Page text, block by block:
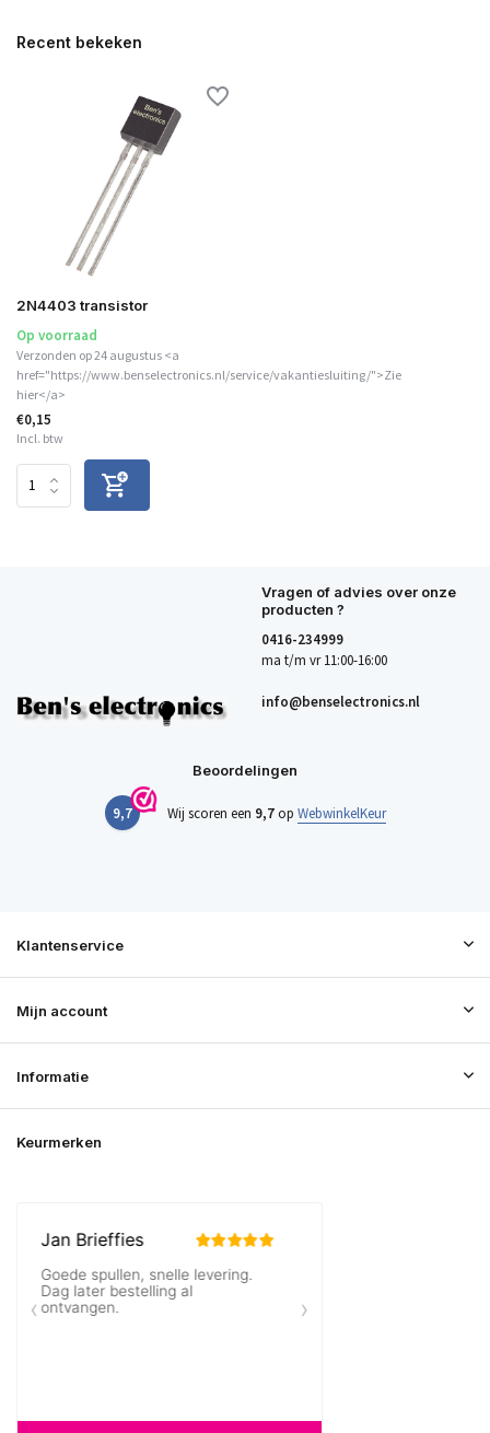
Recent bekeken
2N4403 transistor
Op voorraad
Verzonden op 24 augustus <a
href="https://www.benselectronics.nl/service/vakantiesluiting/">Zie
hier</a>
€0,15
Incl. btw
Vragen of advies over onze
producten ?
0416-234999
ma t/m vr 11:00-16:00
info@benselectronics.nl
Beoordelingen
9,7 Wij scoren een 9,7op WebwinkelKeur
Klantenservice
Mijn account
Informatie
Keurmerken